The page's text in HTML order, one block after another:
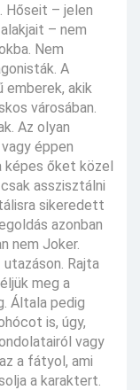
Hőseit – jelen
– nem
Nem
A
akik
városában.
Az olyan
éppen
képes őket közel
asszisztálni
sikeredett
azonban
nem Joker.
Rajta
meg a
Általa pedig
is, úgy,
vagy
a fátyol, ami
a karaktert.